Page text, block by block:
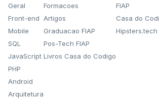
Geral
Front-end
Mobile
SQL
JavaScript
PHP
Android
Arquitetura
Formacoes
Artigos
Graduacao FIAP
Pos-Tech FIAP
Livros Casa do Codigo
FIAP
Casa do
Hipsters.tech